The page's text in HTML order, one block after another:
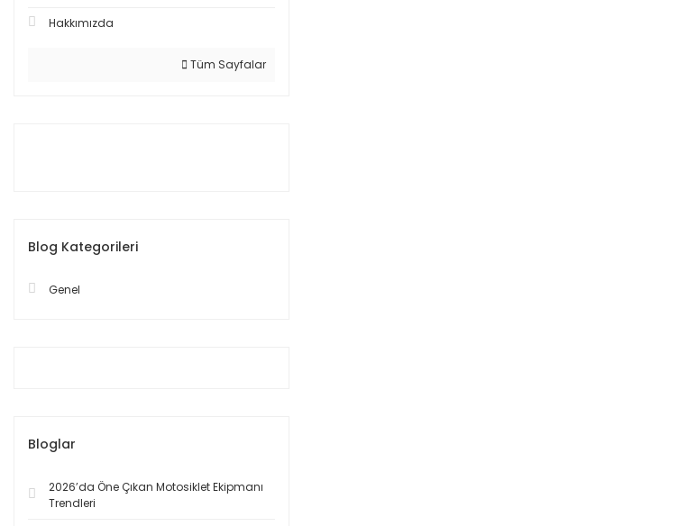
Hakkımızda
Tüm Sayfalar
Blog Kategorileri
Genel
Bloglar
2026’da Öne Çıkan Motosiklet Ekipmanı
Trendleri